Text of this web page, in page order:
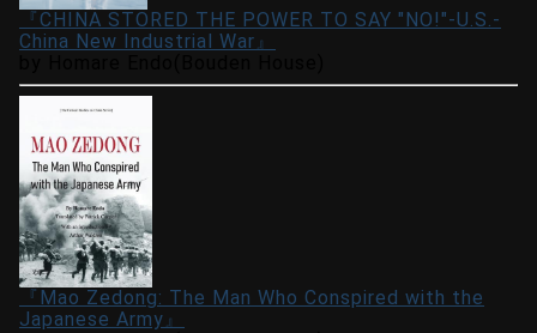
『CHINA STORED THE POWER TO SAY "NO!"-U.S.-
China New Industrial War』
『Mao Zedong: The Man Who Conspired with the
Japanese Army』